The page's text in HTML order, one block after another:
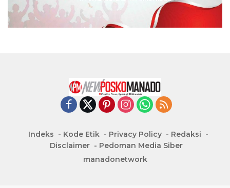
Indeks Kode Etik Privacy Policy
Redaksi
Disclaimer
Pedoman Media Siber
manadonetwork